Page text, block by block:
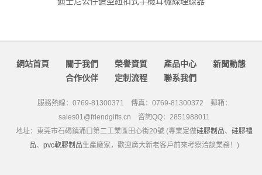
網站首頁 關于我們 榮譽資質 產品中心
新聞動態
合作伙伴
定制流程 聯系我們
服務熱線：0769-81300371 傳真：0769-81300372 郵箱：
sales01@friendgifts.cn 咨詢QQ：2851988011
地址：東莞市石碣鎮涌口第二工業區田心街20號 (專業定做硅膠制品、硅膠禮
品、pvc軟膠制品生產廠家，歡迎廣大新老客戶前來考察洽談業務！)